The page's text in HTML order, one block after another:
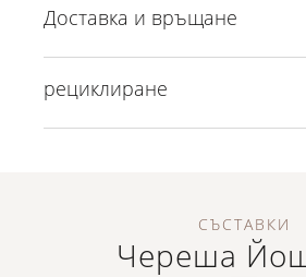
Доставка и връщане
рециклиране
СЪСТАВКИ
Череша